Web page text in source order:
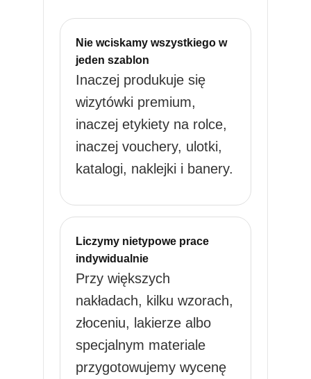
Nie wciskamy wszystkiego w
jeden szablon
Inaczej produkuje się
wizytówki premium,
inaczej etykiety na rolce,
inaczej vouchery, ulotki,
katalogi, naklejki i banery.
Liczymy nietypowe prace
indywidualnie
Przy większych
nakładach, kilku wzorach,
złoceniu, lakierze albo
specjalnym materiale
przygotowujemy wycenę